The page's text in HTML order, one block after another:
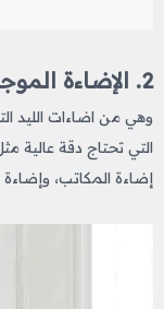
2. الإضاءة الموجهة (Task Lighting)
وهي من اضاءات الليد​
التي تحتاج دقة عالية
إضاءة المكاتب،